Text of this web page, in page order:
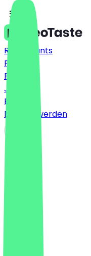
Restaurants
Preise
FAQ
Jobs
Blog
Partner werden